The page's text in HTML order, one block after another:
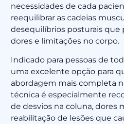
necessidades de cada
reequilibrar as cadeias
desequilíbrios posturais que
dores e limitações no corpo.
Indicado para pessoas de
uma excelente opção para
abordagem mais completa
técnica é especialmente
de desvios na coluna, dores
reabilitação de lesões que